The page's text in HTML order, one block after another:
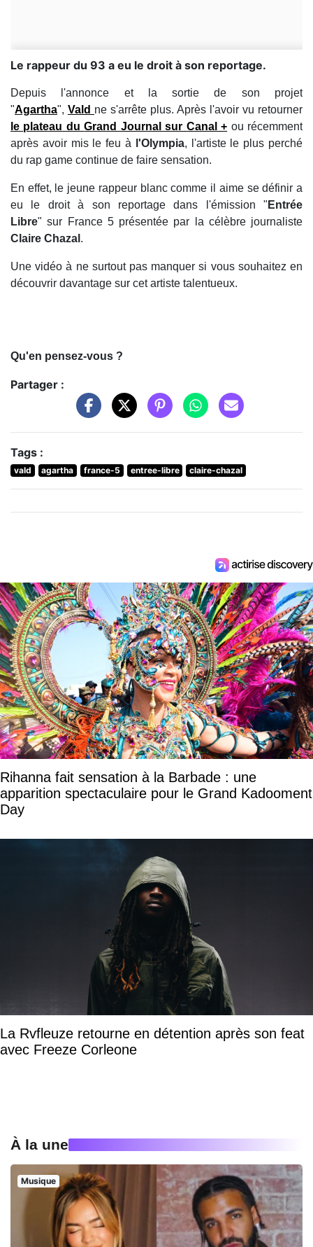
Le rappeur du 93 a eu le droit à son reportage.
Depuis l'annonce et la sortie de son projet
"Agartha", Vald ne s'arrête plus. Après l'avoir vu retourner
le plateau duGrand Journal sur Canal + ou récemment
après avoir mis le feu à
l'Olympia, l'artiste le plus perché
du rap game continue de faire sensation.
En effet, le jeune rappeur blanc comme il aime se définir a
eu le droit à son reportage dans l'émission " Entrée
Libre" sur France 5 présentée par la célèbre journaliste
Claire Chazal .
Une vidéo à ne surtout pas manquer si vous souhaitez en
découvrir davantage sur cet artiste talentueux.
Qu'en pensez-vous ?
Partager :
Tags :
vald agartha france-5 entree-libre claire-chazal
Rihanna fait sensation à la Barbade : une
apparition spectaculaire pour le Grand Kadooment
Day
La Rvfleuze retourne en détention après son feat
avec Freeze Corleone
À la une
Musique